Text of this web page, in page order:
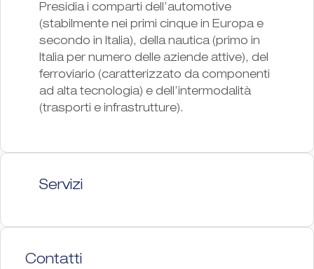
Presidia i comparti dell’automotive
(stabilmente nei primi cinque in Europa e
secondo in Italia), della nautica (primo in
Italia per numero delle aziende attive), del
ferroviario (caratterizzato da componenti
ad alta tecnologia) e dell’intermodalità
(trasporti e infrastrutture).
Servizi
Contatti